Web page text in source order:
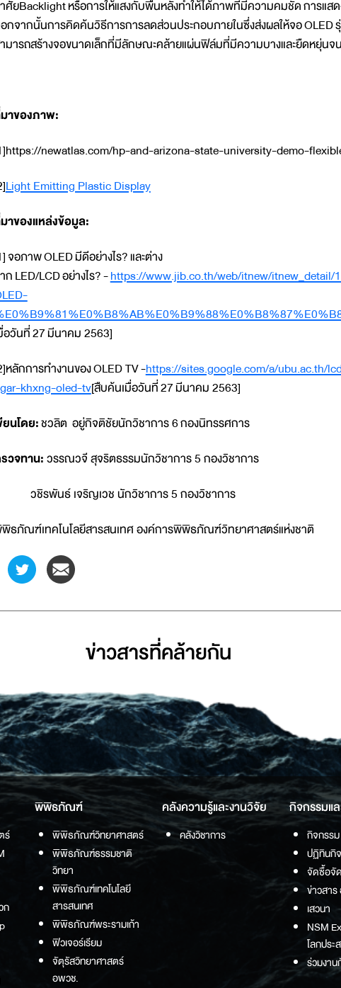
ศัยBacklight หรือการให้แสงกับพื้นหลังทำให้ได้ภาพที่มีความคมชัด การแส
กจากนั้นการคิดค้นวิธีการการลดส่วนประกอบภายในซึ่งส่งผลให้จอ OLED
มารถสร้างจอขนาดเล็กที่มีลักษณะคล้ายแผ่นฟิล์มที่มีความบางและยืดหยุ่นจ
าของภาพ:
newatlas.com/hp-and-arizona-state-university-demo-
Light Emitting Plastic Display
าของแหล่งข้อมูล:
จอภาพ OLED มีดีอย่างไร? และต่าง
ก LED/LCD อย่างไร? -https://www.jib.co.th/web/itnew/
อวันที่ 27 มีนาคม 2563]
หลักการทำงานของ OLED TV -https://sites.google.com/a/ubu.ac.th/
khxng-oled-tv[สืบค้นเมื่อวันที่ 27 มีนาคม 2563]
ยนโดย:ชวลิต อยู่กิจติชัยนักวิชาการ 6 กองนิทรรศการ
วจทาน:วรรณวจี สุจริตธรรมนักวิชาการ 5 กองวิชาการ
วชิรพันธ์ เจริญเวช นักวิชาการ 5 กองวิชาการ
ธภัณฑ์เทคโนโลยีสารสนเทศ องค์การพิพิธภัณฑ์วิทยาศาสตร์แห่งชาติ
ข่าวสารที่่คล้ายกัน
ร์
ก
พิพิธภัณฑ์
พิพิธภัณฑ์วิทยาศาสตร์
พิพิธภัณฑ์ธรรมชาติ
วิทยา
พิพิธภัณฑ์เทคโนโลยี
สารสนเทศ
พิพิธภัณฑ์พระรามเก้า
ฟิวเจอร์เรียม
จัตุรัสวิทยาศาสตร์
อพวช.
คลังความรู้และงานวิจัย
คลังวิชาการ
กิจกรรมแ
กิจกรรม
ปฏิทินกิ
จัดซื้อจั
ข่าวสา
เสวนา
NSM
โลกปร
ร่วมงาน